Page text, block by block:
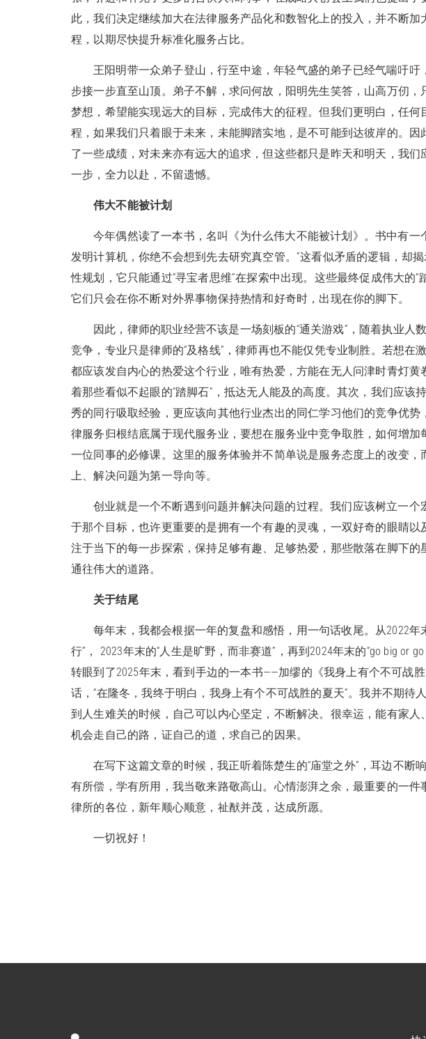
此，我们决定继续加大在法律服务产品化和数智化上的投入，并不断
程，以期尽快提升标准化服务占比。
王阳明带一众弟子登山，行至中途，年轻气盛的弟子已经气喘吁
步接一步直至山顶。弟子不解，求问何故，阳明先生笑答，山高万仞
梦想，希望能实现远大的目标，完成伟大的征程。但我们更明白，任
程，如果我们只着眼于未来，未能脚踏实地，是不可能到达彼岸的。
了一些成绩，对未来亦有远大的追求，但这些都只是昨天和明天，我
一步，全力以赴，不留遗憾。
伟大不能被计划
今年偶然读了一本书，名叫《为什么伟大不能被计划》。书中有一
发明计算机，你绝不会想到先去研究真空管。”这看似矛盾的逻辑，却
性规划，它只能通过“寻宝者思维”在探索中出现。这些最终促成伟大的“
它们只会在你不断对外界事物保持热情和好奇时，出现在你的脚下。
因此，律师的职业经营不该是一场刻板的“通关游戏”，随着执业人
竞争，专业只是律师的“及格线”，律师再也不能仅凭专业制胜。若想在
都应该发自内心的热爱这个行业，唯有热爱，方能在无人问津时青灯
着那些看似不起眼的“踏脚石”，抵达无人能及的高度。其次，我们应该
秀的同行吸取经验，更应该向其他行业杰出的同仁学习他们的竞争优
律服务归根结底属于现代服务业，要想在服务业中竞争取胜，如何增
一位同事的必修课。这里的服务体验并不简单说是服务态度上的改变
上、解决问题为第一导向等。
创业就是一个不断遇到问题并解决问题的过程。我们应该树立一
于那个目标，也许更重要的是拥有一个有趣的灵魂，一双好奇的眼睛
注于当下的每一步探索，保持足够有趣、足够热爱，那些散落在脚下
通往伟大的道路。
关于结尾
每年末，我都会根据一年的复盘和感悟，用一句话收尾。从2022年
行”， 2023年末的“人生是旷野，而非赛道”，再到2024年末的“go big or
转眼到了2025年末，看到手边的一本书——加缪的《我身上有个不可战
话，“在隆冬，我终于明白，我身上有个不可战胜的夏天”。我并不期待
到人生难关的时候，自己可以内心坚定，不断解决。很幸运，能有家
机会走自己的路，证自己的道，求自己的因果。
在写下这篇文章的时候，我正听着陈楚生的“庙堂之外”，耳边不断
有所偿，学有所用，我当敬来路敬高山。心情澎湃之余，最重要的一件
律所的各位，新年顺心顺意，祉猷并茂，达成所愿。
一切祝好！